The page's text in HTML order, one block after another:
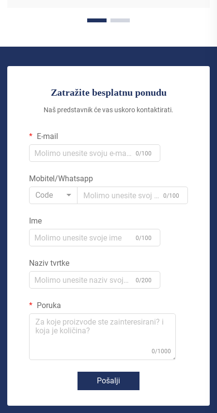
Zatražite besplatnu ponudu
Naš predstavnik će vas uskoro kontaktirati.
E-mail
0/100
Mobitel/Whatsapp
Code
0/100
Ime
0/100
Naziv tvrtke
0/200
Poruka
0/1000
Pošalji